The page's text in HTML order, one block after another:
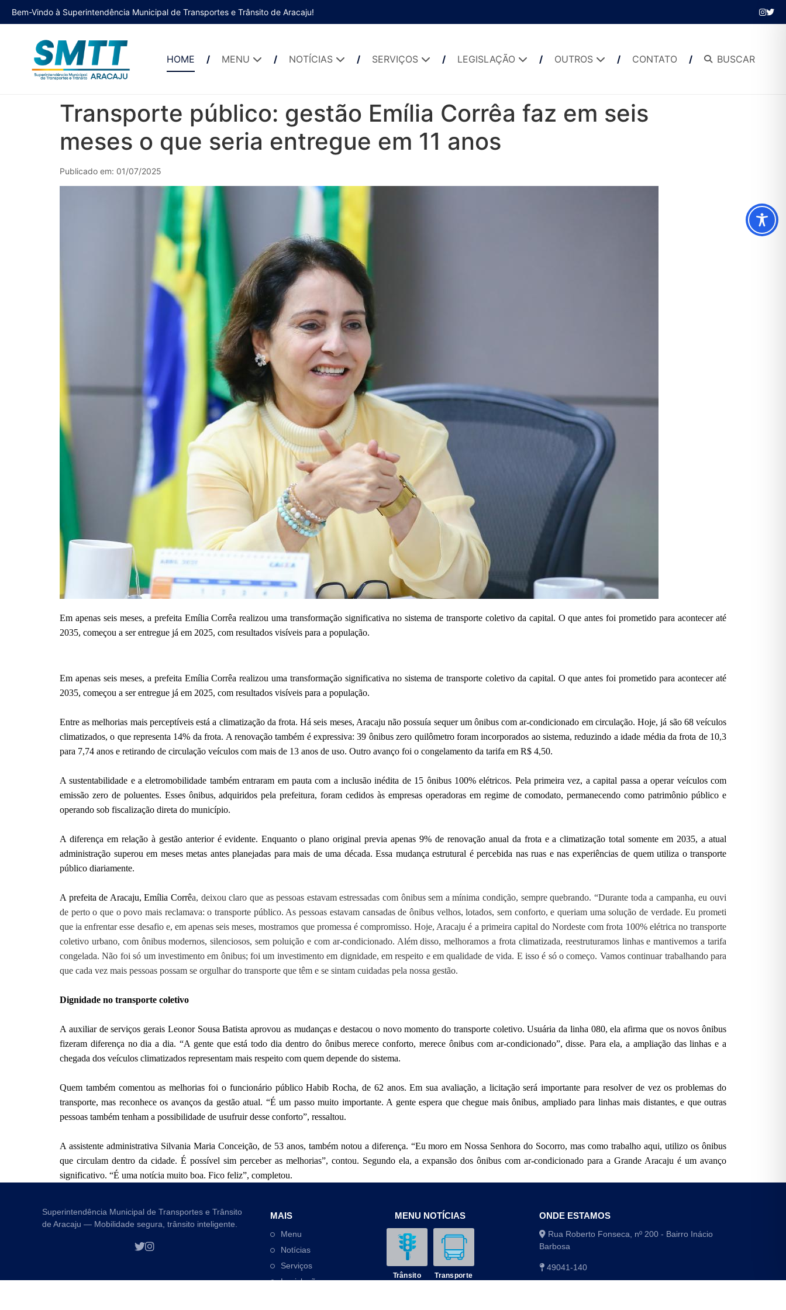
Bem-Vindo à Superintendência Municipal de Transportes e Trânsito de Aracaju!
HOME MENU NOTÍCIAS SERVIÇOS LEGISLAÇÃO OUTROS CONTATO BUSCAR
Transporte público: gestão Emília Corrêa faz em seis
meses o que seria entregue em 11 anos
Publicado em: 01/07/2025
Em apenas seis meses, a prefeita Emília Corrêa realizou uma transformação significativa no sistema de transporte coletivo da capital. O que antes foi prometido para acontecer até
2035, começou a ser entregue já em 2025, com resultados visíveis para a população.
Em apenas seis meses, a prefeita Emília Corrêa realizou uma transformação significativa no sistema de transporte coletivo da capital. O que antes foi prometido para acontecer até
2035, começou a ser entregue já em 2025, com resultados visíveis para a população.
Entre as melhorias mais perceptíveis está a climatização da frota. Há seis meses, Aracaju não possuía sequer um ônibus com ar-condicionado em circulação. Hoje, já são 68 veículos
climatizados, o que representa 14% da frota. A renovação também é expressiva: 39 ônibus zero quilômetro foram incorporados ao sistema, reduzindo a idade média da frota de 10,3
para 7,74 anos e retirando de circulação veículos com mais de 13 anos de uso. Outro avanço foi o congelamento da tarifa em R$ 4,50.
A sustentabilidade e a eletromobilidade também entraram em pauta com a inclusão inédita de 15 ônibus 100% elétricos. Pela primeira vez, a capital passa a operar veículos com
emissão zero de poluentes. Esses ônibus, adquiridos pela prefeitura, foram cedidos às empresas operadoras em regime de comodato, permanecendo como patrimônio público e
operando sob fiscalização direta do município.
A diferença em relação à gestão anterior é evidente. Enquanto o plano original previa apenas 9% de renovação anual da frota e a climatização total somente em 2035, a atual
administração superou em meses metas antes planejadas para mais de uma década. Essa mudança estrutural é percebida nas ruas e nas experiências de quem utiliza o transporte
público diariamente.
A prefeita de Aracaju, Emília Corrêa, deixou claro que as pessoas estavam estressadas com ônibus sem a mínima condição, sempre quebrando. “Durante toda a campanha, eu ouvi
de perto o que o povo mais reclamava: o transporte público. As pessoas estavam cansadas de ônibus velhos, lotados, sem conforto, e queriam uma solução de verdade. Eu prometi
que ia enfrentar esse desafio e, em apenas seis meses, mostramos que promessa é compromisso. Hoje, Aracaju é a primeira capital do Nordeste com frota 100% elétrica no transporte
coletivo urbano, com ônibus modernos, silenciosos, sem poluição e com ar-condicionado. Além disso, melhoramos a frota climatizada, reestruturamos linhas e mantivemos a tarifa
congelada. Não foi só um investimento em ônibus; foi um investimento em dignidade, em respeito e em qualidade de vida. E isso é só o começo. Vamos continuar trabalhando para
que cada vez mais pessoas possam se orgulhar do transporte que têm e se sintam cuidadas pela nossa gestão.
Dignidade no transporte coletivo
A auxiliar de serviços gerais Leonor Sousa Batista aprovou as mudanças e destacou o novo momento do transporte coletivo. Usuária da linha 080, ela afirma que os novos ônibus
fizeram diferença no dia a dia. “A gente que está todo dia dentro do ônibus merece conforto, merece ônibus com ar-condicionado”, disse. Para ela, a ampliação das linhas e a
chegada dos veículos climatizados representam mais respeito com quem depende do sistema.
Quem também comentou as melhorias foi o funcionário público Habib Rocha, de 62 anos. Em sua avaliação, a licitação será importante para resolver de vez os problemas do
transporte, mas reconhece os avanços da gestão atual. “É um passo muito importante. A gente espera que chegue mais ônibus, ampliado para linhas mais distantes, e que outras
pessoas também tenham a possibilidade de usufruir desse conforto”, ressaltou.
A assistente administrativa Silvania Maria Conceição, de 53 anos, também notou a diferença. “Eu moro em Nossa Senhora do Socorro, mas como trabalho aqui, utilizo os ônibus
que circulam dentro da cidade. É possível sim perceber as melhorias”, contou. Segundo ela, a expansão dos ônibus com ar-condicionado para a Grande Aracaju é um avanço
significativo. “É uma notícia muito boa. Fico feliz”, completou.
Superintendência Municipal de Transportes e Trânsito
de Aracaju — Mobilidade segura, trânsito inteligente.
MAIS
Menu
Notícias
Serviços
Legislação
MENU NOTÍCIAS
Trânsito Transporte
ONDE ESTAMOS
Rua Roberto Fonseca, nº 200 - Bairro Inácio
Barbosa
49041-140